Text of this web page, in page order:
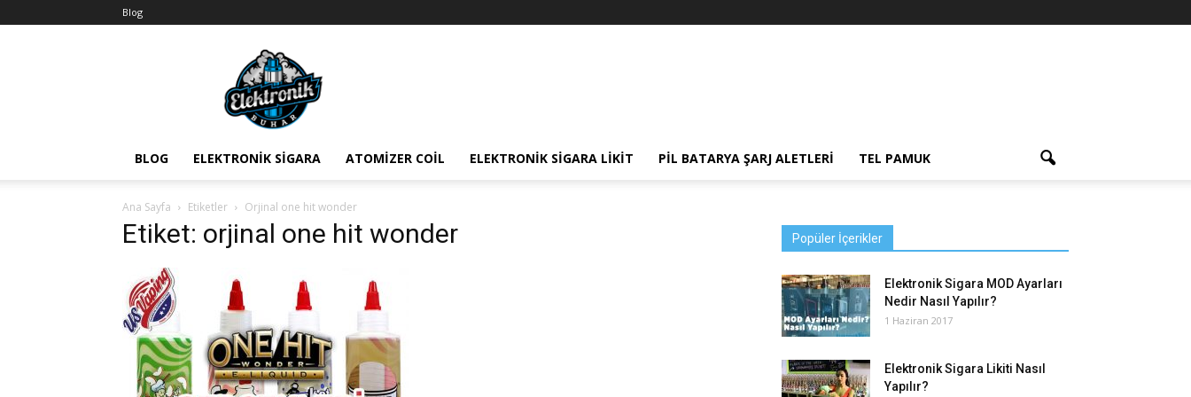
Blog
BLOG ELEKTRONIK SIGARA ATOMIZER COIL ELEKTRONIK SIGARA LIKIT PIL BATARYA ŞARJ ALETLERI TEL PAMUK
Ana Sayfa Etiketler Orjinal one hit wonder
Etiket: orjinal one hit wonder Popüler İçerikler
Elektronik Sigara MOD Ayarları
Nedir Nasıl Yapılır?
1 Haziran 2017
Elektronik Sigara Likiti Nasıl
Yapılır?